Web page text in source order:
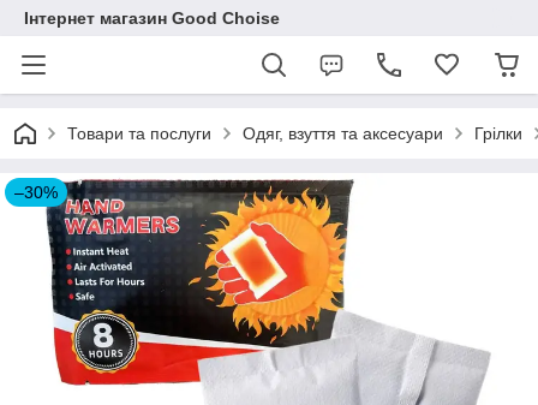
Інтернет магазин Good Choise
Товари та послуги Одяг, взуття та аксесуари Грілки
–30%